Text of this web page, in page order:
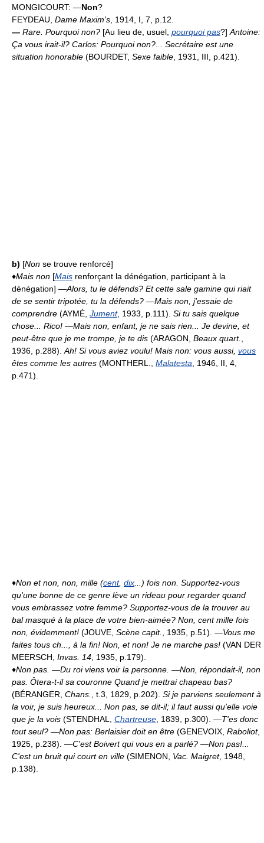
MONGICOURT: —Non?
FEYDEAU, Dame Maxim's , 1914, I, 7, p.12.
— Rare. Pourquoi non? [Au lieu de, usuel, pourquoi pas?] Antoine:
Ça vous irait-il? Carlos: Pourquoi non?... Secrétaire est une
situation honorable (BOURDET, Sexe faible , 1931, III, p.421).
b) [Non se trouve renforcé]
♦Mais non [Mais renforçant la dénégation, participant à la
dénégation] —Alors, tu le défends? Et cette sale gamine qui riait
de se sentir tripotée, tu la défends? —Mais non, j'essaie de
comprendre (AYMÉ, Jument, 1933, p.111). Si tu sais quelque
chose... Rico! —Mais non, enfant, je ne sais rien... Je devine, et
peut-être que je me trompe, je te dis (ARAGON, Beaux quart.
1936, p.288). Ah! Si vous aviez voulu! Mais non: vous aussi, vous
êtes comme les autres (MONTHERL., Malatesta , 1946, II, 4,
p.471).
♦Non et non, non, mille (cent, dix ...) fois non. Supportez-vous
qu'une bonne de ce genre lève un rideau pour regarder quand
vous embrassez votre femme? Supportez-vous de la trouver au
bal masqué à la place de votre bien-aimée? Non, cent mille fois
non, évidemment! (JOUVE, Scène capit. , 1935, p.51). —Vous me
faites tous ch..., à la fin! Non, et non! Je ne marche pas! (VAN DER
MEERSCH, Invas. 14 , 1935, p.179).
♦Non pas. —Du roi viens voir la personne. —Non, répondait-il, non
pas. Ôtera-t-il sa couronne Quand je mettrai chapeau bas?
(BÉRANGER, Chans. , t.3, 1829, p.202). Si je parviens seulement à
la voir, je suis heureux... Non pas, se dit-il; il faut aussi qu'elle voie
que je la vois (STENDHAL, Chartreuse , 1839, p.300). —T'es donc
tout seul? —Non pas: Berlaisier doit en être (GENEVOIX, Raboliot,
1925, p.238). —C'est Boivert qui vous en a parlé? —Non pas!...
C'est un bruit qui court en ville (SIMENON, Vac. Maigret, 1948,
p.138).